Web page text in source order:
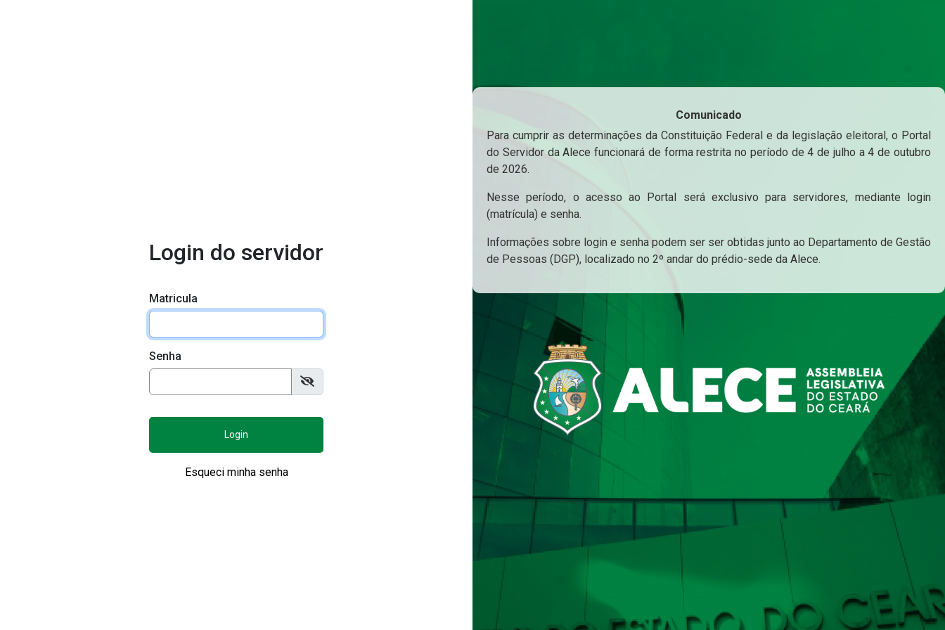
Login do servidor
Matricula
Senha
Login
Esqueci minha senha
Comunicado
Para cumprir as determinações da Constituição Federal e da legislação eleitoral, o Portal
do Servidor da Alece funcionará de forma restrita no período de 4 de julho a 4 de outubro
de 2026.
Nesse período, o acesso ao Portal será exclusivo para servidores, mediante login
(matrícula) e senha.
Informações sobre login e senha podem ser ser obtidas junto ao Departamento de Gestão
de Pessoas (DGP), localizado no 2º andar do prédio-sede da Alece.